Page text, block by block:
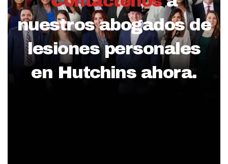
nuestros abogados de
lesiones personales
en Hutchins ahora.